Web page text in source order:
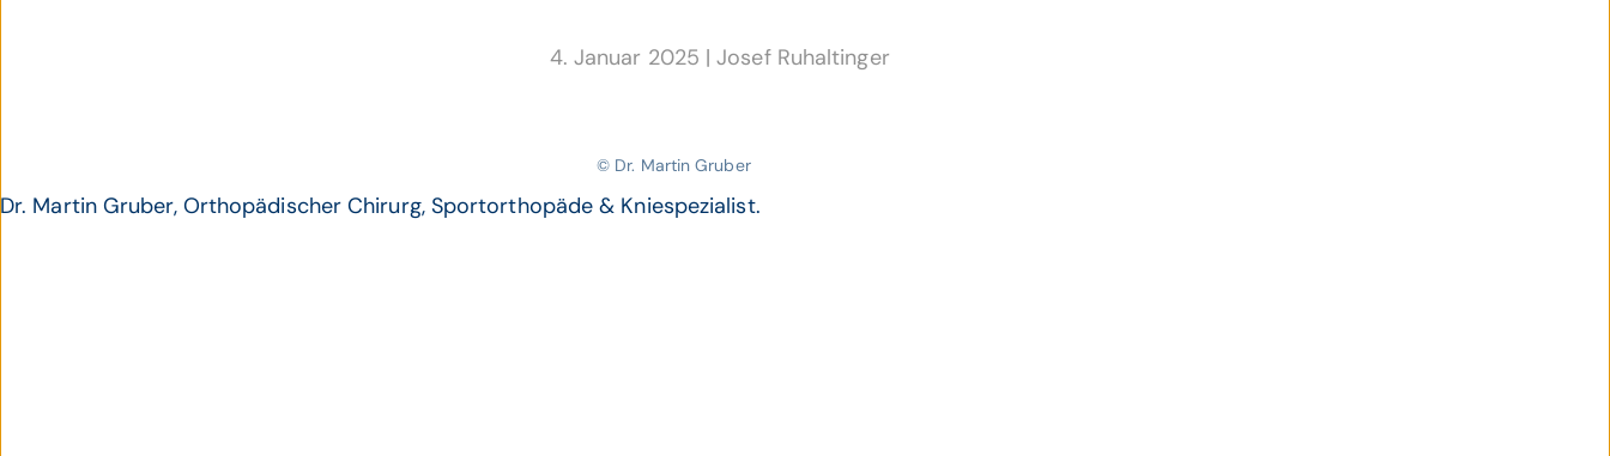
4. Januar 2025 |Josef Ruhaltinger
© Dr. Martin Gruber
Dr. Martin Gruber, Orthopädischer Chirurg, Sportorthopäde & Kniespezialist.